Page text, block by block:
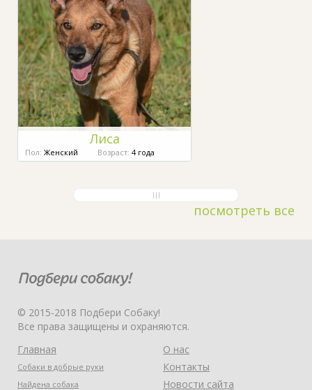
Лиса
Пол: Женский Возраст: 4 года
посмотреть все
© 2015-2018 Подбери Собаку!
Все права защищены и охраняются.
Главная
Собаки в добрые руки
Найдена собака
О нас
Контакты
Новости сайта